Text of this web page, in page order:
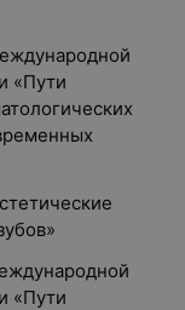
«Пути
«Пути